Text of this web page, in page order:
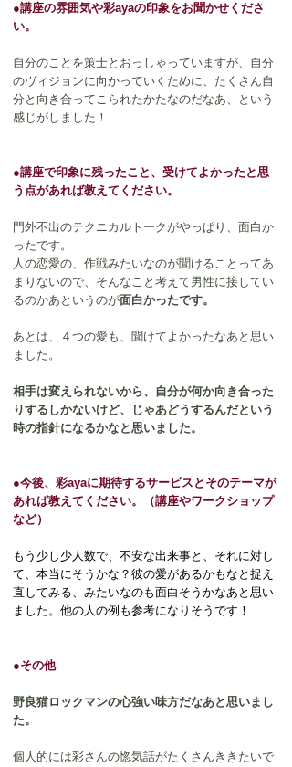
●講座の雰囲気や彩ayaの印象をお聞かせくださ
い。
自分のことを策士とおっしゃっていますが、自分
のヴィジョンに向かっていくために、たくさん自
分と向き合ってこられたかたなのだなあ、という
感じがしました！
●講座で印象に残ったこと、受けてよかったと思
う点があれば教えてください。
門外不出のテクニカルトークがやっぱり、面白か
ったです。
人の恋愛の、作戦みたいなのが聞けることってあ
まりないので、そんなこと考えて男性に接してい
るのかあというのが面白かったです。
あとは、４つの愛も、聞けてよかったなあと思い
ました。
相手は変えられないから、自分が何か向き合った
りするしかないけど、じゃあどうするんだという
時の指針になるかなと思いました。
●今後、彩ayaに期待するサービスとそのテーマが
あれば教えてください。（講座やワークショップ
など）
もう少し少人数で、不安な出来事と、それに対し
て、本当にそうかな？彼の愛があるかもなと捉え
直してみる、みたいなのも面白そうかなあと思い
ました。他の人の例も参考になりそうです！
●その他
野良猫ロックマンの心強い味方だなあと思いまし
た。
個人的には彩さんの惚気話がたくさんききたいで